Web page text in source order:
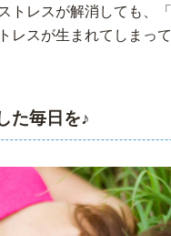
トレスが解消しても、
レスが生まれてしまっ
た毎日を♪